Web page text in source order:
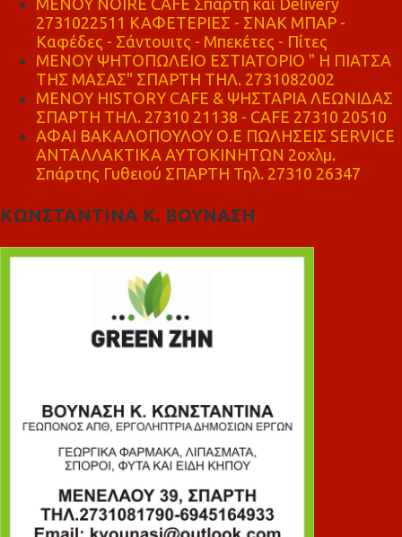
2731022511 ΚΑΦΕΤΕΡΙΕΣ - ΣΝΑΚ ΜΠΑΡ -
Καφέδες - Σάντουιτς - Μπεκέτες - Πίτες
ΜΕΝΟΥ ΨΗΤΟΠΩΛΕΙΟ ΕΣΤΙΑΤΟΡΙΟ " Η ΠΙΑΤΣΑ
ΤΗΣ ΜΑΣΑΣ" ΣΠΑΡΤΗ ΤΗΛ. 2731082002
ΜΕΝΟΥ HISTORY CAFE & ΨΗΣΤΑΡΙΑ ΛΕΩΝΙΔΑΣ
ΣΠΑΡΤΗ ΤΗΛ. 27310 21138 - CAFE 27310 20510
ΑΦΑΙ ΒΑΚΑΛΟΠΟΥΛΟΥ Ο.Ε ΠΩΛΗΣΕΙΣ SERVICE
ΑΝΤΑΛΛΑΚΤΙΚΑ ΑΥΤΟΚΙΝΗΤΩΝ 2οχλμ.
Σπάρτης Γυθειού ΣΠΑΡΤΗ Τηλ. 27310 26347
ΚΩΝΣΤΑΝΤΙΝΑ Κ. ΒΟΥΝΑΣΗ